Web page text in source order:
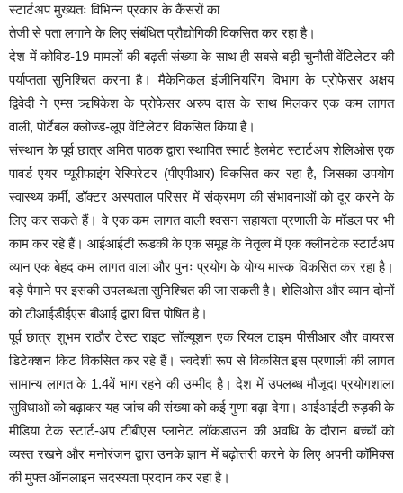
स्टार्टअप मुख्यतः विभिन्न प्रकार के कैंसरों का
तेजी से पता लगाने के लिए संबंधित प्रौद्योगिकी विकसित कर रहा है।
देश में कोविड-19 मामलों की बढ़ती संख्या के साथ ही सबसे बड़ी चुनौती वेंटिलेटर की
पर्याप्तता सुनिश्चित करना है। मैकेनिकल इंजीनियरिंग विभाग के प्रोफेसर अक्षय
द्विवेदी ने एम्स ऋषिकेश के प्रोफेसर अरुप दास के साथ मिलकर एक कम लागत
वाली, पोर्टेबल क्लोज्ड-लूप वेंटिलेटर विकसित किया है।
संस्थान के पूर्व छात्र अमित पाठक द्वारा स्थापित स्मार्ट हेलमेट स्टार्टअप शेलिओस एक
पावर्ड एयर प्यूरीफाइंग रेस्पिरेटर (पीएपीआर) विकसित कर रहा है, जिसका उपयोग
स्वास्थ्य कर्मी, डॉक्टर अस्पताल परिसर में संक्रमण की संभावनाओं को दूर करने के
लिए कर सकते हैं। वे एक कम लागत वाली श्वसन सहायता प्रणाली के मॉडल पर भी
काम कर रहे हैं। आईआईटी रूडकी के एक समूह के नेतृत्व में एक क्लीनटेक स्टार्टअप
व्यान एक बेहद कम लागत वाला और पुनः प्रयोग के योग्य मास्क विकसित कर रहा है।
बड़े पैमाने पर इसकी उपलब्धता सुनिश्चित की जा सकती है। शेलिओस और व्यान दोनों
को टीआईडीईएस बीआई द्वारा वित्त पोषित है।
पूर्व छात्र शुभम राठौर टेस्ट राइट सॉल्यूशन एक रियल टाइम पीसीआर और वायरस
डिटेक्शन किट विकसित कर रहे हैं। स्वदेशी रूप से विकसित इस प्रणाली की लागत
सामान्य लागत के 1.4वें भाग रहने की उम्मीद है। देश में उपलब्ध मौजूदा प्रयोगशाला
सुविधाओं को बढ़ाकर यह जांच की संख्या को कई गुणा बढ़ा देगा। आईआईटी रुड़की के
मीडिया टेक स्टार्ट-अप टीबीएस प्लानेट लॉकडाउन की अवधि के दौरान बच्चों को
व्यस्त रखने और मनोरंजन द्वारा उनके ज्ञान में बढ़ोत्तरी करने के लिए अपनी कॉमिक्स
की मुफ्त ऑनलाइन सदस्यता प्रदान कर रहा है।